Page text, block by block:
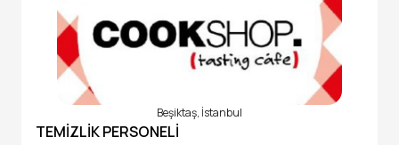
Yoğun iş temposuna ve vardiyalı çalışma saatlerine ayak uy
durabilecek.
Takım arkadaşları aramaktayız.
Beşiktaş, İstanbul
TEMİZLİK PERSONELİ